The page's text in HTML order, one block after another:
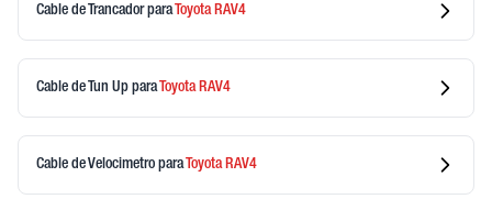
Cable de TrancadorparaToyotaRAV4
Cable de Tun Up paraToyotaRAV4
Cable de Velocimetro paraToyotaRAV4